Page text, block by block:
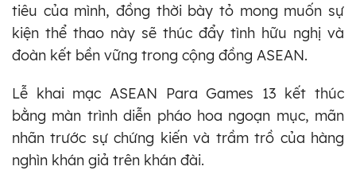
tiêu của mình, đồng thời bày tỏ mong muốn sự
kiện thể thao này sẽ thúc đẩy tình hữu nghị và
đoàn kết bền vững trong cộng đồng ASEAN.
Lễ khai mạc ASEAN Para Games 13 kết thúc
bằng màn trình diễn pháo hoa ngoạn mục, mãn
nhãn trước sự chứng kiến và trầm trồ của hàng
nghìn khán giả trên khán đài.